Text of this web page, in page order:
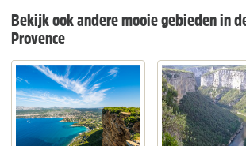
Bekijk ook andere mooie gebieden in
Provence